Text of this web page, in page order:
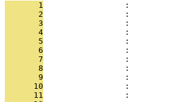
       1
:
       2
:
       3
:
       4
:
       5
:
       6
:
       7
:
       8
:
       9
:
      10
:
      11
: